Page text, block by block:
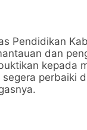
Pendidikan
dan
kepada
segera perbaiki